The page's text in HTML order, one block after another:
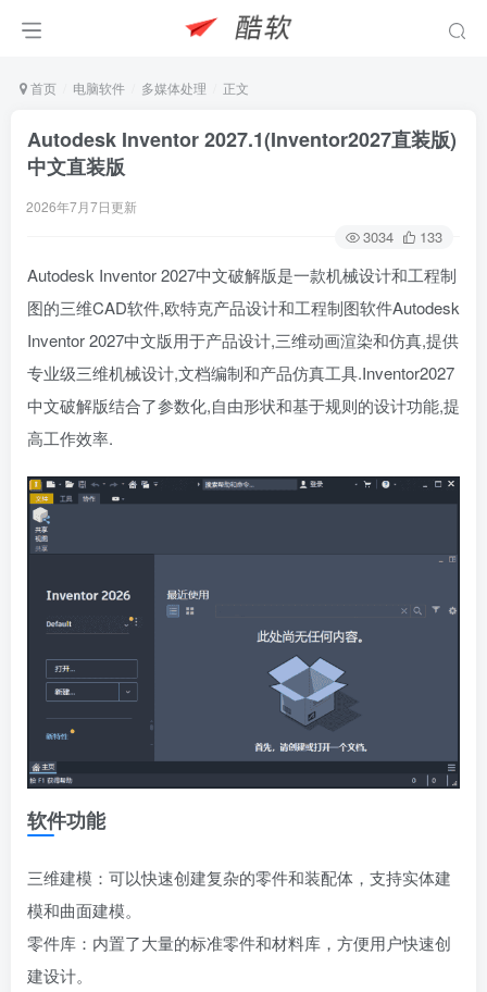
首页 电脑软件 多媒体处理 正文
Autodesk Inventor 2027.1(Inventor2027直装版)
中文直装版
2026年7月7日更新
3034 133
Autodesk Inventor 2027中文破解版是一款机械设计和工程制
图的三维CAD软件,欧特克产品设计和工程制图软件Autodesk
Inventor 2027中文版用于产品设计,三维动画渲染和仿真,提供
专业级三维机械设计,文档编制和产品仿真工具.Inventor2027
中文破解版结合了参数化,自由形状和基于规则的设计功能,提
高工作效率.
软件功能
三维建模：可以快速创建复杂的零件和装配体，支持实体建
模和曲面建模。
零件库：内置了大量的标准零件和材料库，方便用户快速创
建设计。